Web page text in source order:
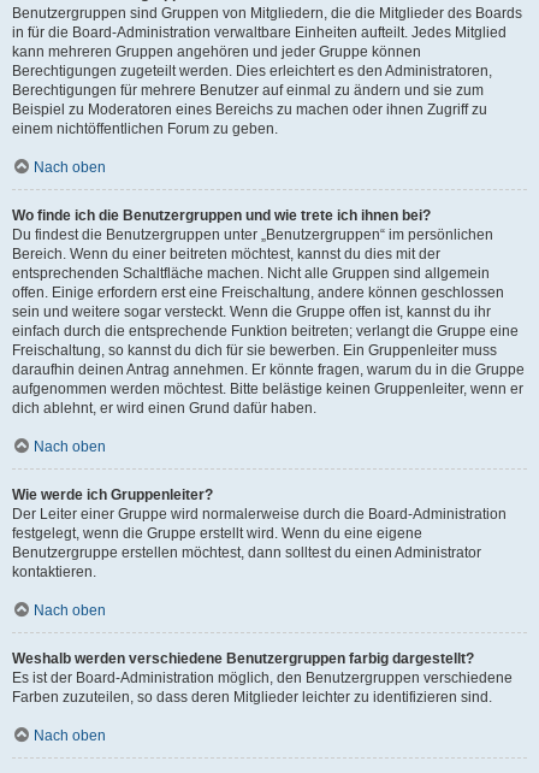
Benutzergruppen sind Gruppen von Mitgliedern, die die Mitglieder des Boards
in für die Board-Administration verwaltbare Einheiten aufteilt. Jedes Mitglied
kann mehreren Gruppen angehören und jeder Gruppe können
Berechtigungen zugeteilt werden. Dies erleichtert es den Administratoren,
Berechtigungen für mehrere Benutzer auf einmal zu ändern und sie zum
Beispiel zu Moderatoren eines Bereichs zu machen oder ihnen Zugriff zu
einem nichtöffentlichen Forum zu geben.
Nach oben
Wo finde ich die Benutzergruppen und wie trete ich ihnen bei?
Du findest die Benutzergruppen unter „Benutzergruppen“ im persönlichen
Bereich. Wenn du einer beitreten möchtest, kannst du dies mit der
entsprechenden Schaltfläche machen. Nicht alle Gruppen sind allgemein
offen. Einige erfordern erst eine Freischaltung, andere können geschlossen
sein und weitere sogar versteckt. Wenn die Gruppe offen ist, kannst du ihr
einfach durch die entsprechende Funktion beitreten; verlangt die Gruppe eine
Freischaltung, so kannst du dich für sie bewerben. Ein Gruppenleiter muss
daraufhin deinen Antrag annehmen. Er könnte fragen, warum du in die Gruppe
aufgenommen werden möchtest. Bitte belästige keinen Gruppenleiter, wenn er
dich ablehnt, er wird einen Grund dafür haben.
Nach oben
Wie werde ich Gruppenleiter?
Der Leiter einer Gruppe wird normalerweise durch die Board-Administration
festgelegt, wenn die Gruppe erstellt wird. Wenn du eine eigene
Benutzergruppe erstellen möchtest, dann solltest du einen Administrator
kontaktieren.
Nach oben
Weshalb werden verschiedene Benutzergruppen farbig dargestellt?
Es ist der Board-Administration möglich, den Benutzergruppen verschiedene
Farben zuzuteilen, so dass deren Mitglieder leichter zu identifizieren sind.
Nach oben